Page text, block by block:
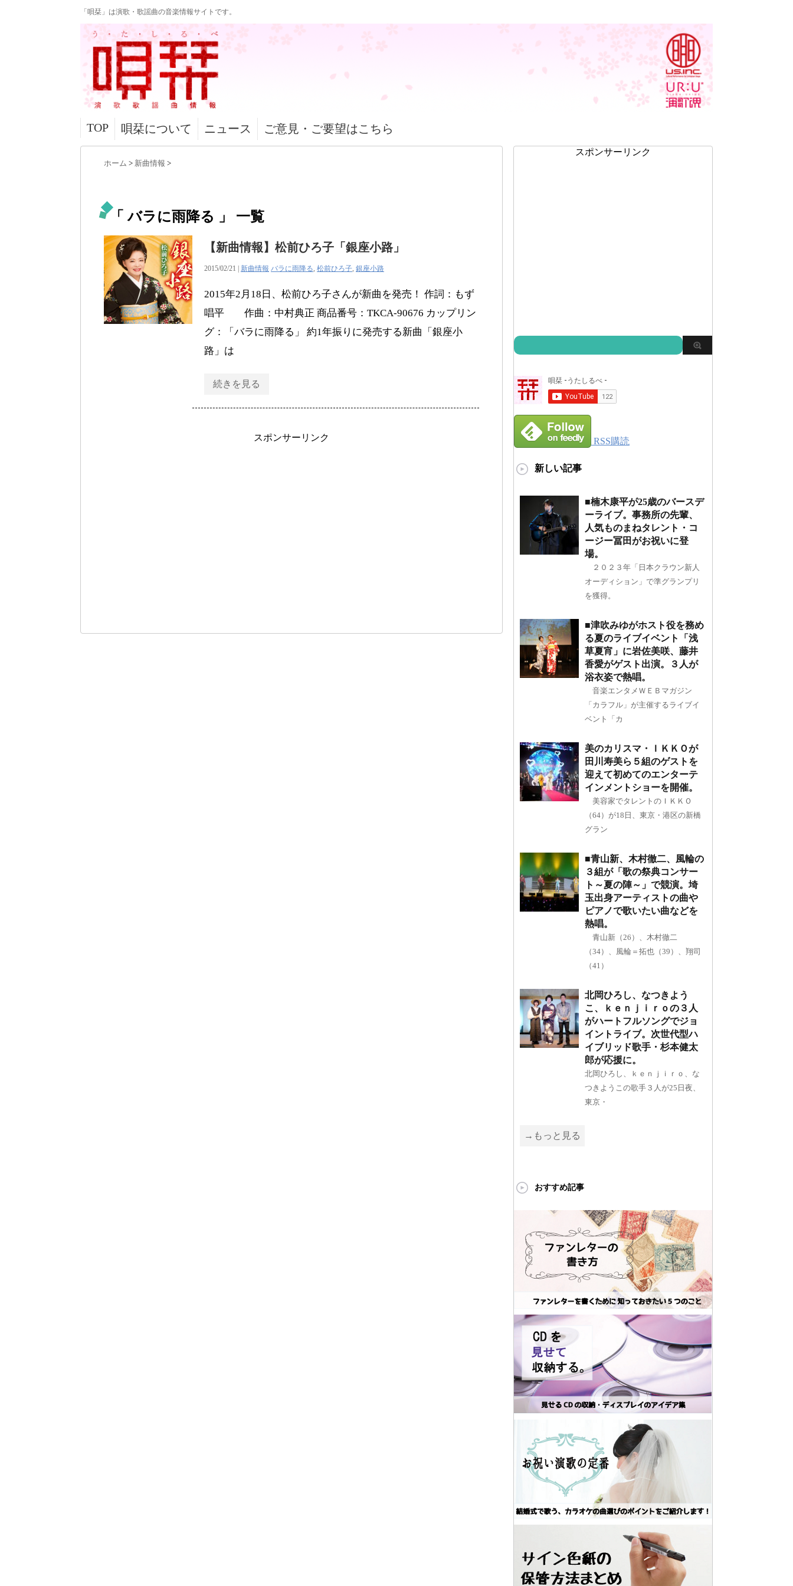
「唄栞」は演歌・歌謡曲の音楽情報サイトです。
TOP 唄栞について ニュース ご意見・ご要望はこちら
ホーム > 新曲情報 >
「 バラに雨降る 」 一覧
【新曲情報】松前ひろ子「銀座小路」
2015/02/21 | 新曲情報 バラに雨降る, 松前ひろ子, 銀座小路
2015年2月18日、松前ひろ子さんが新曲を発売！ 作詞：もず
唱平 作曲：中村典正 商品番号：TKCA-90676 カップリン
グ：「バラに雨降る」 約1年振りに発売する新曲「銀座小
路」は
続きを見る
スポンサーリンク
スポンサーリンク
RSS購読
新しい記事
■楠木康平が25歳のバースデ
ーライブ。事務所の先輩、
人気ものまねタレント・コ
ージー冨田がお祝いに登
場。
２０２３年「日本クラウン新人
オーディション」で準グランプリ
を獲得。
■津吹みゆがホスト役を務め
る夏のライブイベント「浅
草夏宵」に岩佐美咲、藤井
香愛がゲスト出演。３人が
浴衣姿で熱唱。
音楽エンタメＷＥＢマガジン
「カラフル」が主催するライブイ
ベント「カ
美のカリスマ・ＩＫＫＯが
田川寿美ら５組のゲストを
迎えて初めてのエンターテ
インメントショーを開催。
美容家でタレントのＩＫＫＯ
（64）が18日、東京・港区の新橋
グラン
■青山新、木村徹二、風輪の
３組が「歌の祭典コンサー
ト～夏の陣～」で競演。埼
玉出身アーティストの曲や
ピアノで歌いたい曲などを
熱唱。
青山新（26）、木村徹二
（34）、風輪＝拓也（39）、翔司
（41）
北岡ひろし、なつきよう
こ、ｋｅｎｊｉｒｏの３人
がハートフルソングでジョ
イントライブ。次世代型ハ
イブリッド歌手・杉本健太
郎が応援に。
北岡ひろし、ｋｅｎｊｉｒｏ、な
つきようこの歌手３人が25日夜、
東京・
→もっと見る
おすすめ記事